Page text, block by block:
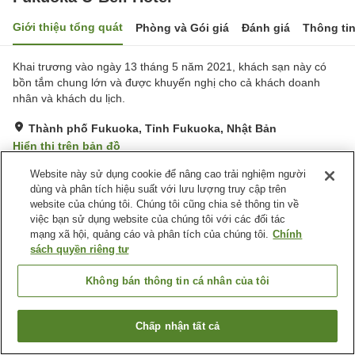
Giới thiệu tổng quát Phòng và Gói giá Đánh giá Thông
Khai trương vào ngày 13 tháng 5 năm 2021, khách sạn này có
bồn tắm chung lớn và được khuyến nghị cho cả khách doanh
nhân và khách du lịch.
Thành phố Fukuoka, Tỉnh Fukuoka, Nhật Bản
Hiển thị trên bản đồ
Tuyệt vời Đánh giá:126lượt
Tiện nghi chỗ nghỉ
Bãi đỗ xe
Máy bán hàng tự động
Giặt ủi có phí
Trang chủ Nhật Bản Tỉnh Fukuoka
Thành phố Fukuoka
Fukuoka U-Bell Hotel
Tìm phòng trống
Website này sử dụng cookie để nâng cao trải nghiệm người
dùng và phân tích hiệu suất với lưu lượng truy cập trên
website của chúng tôi. Chúng tôi cũng chia sẻ thông tin về
việc bạn sử dụng website của chúng tôi với các đối tác
mạng xã hội, quảng cáo và phân tích của chúng tôi. Chính
sách quyền riêng tư
Không bán thông tin cá nhân của tôi
Chấp nhận tất cả